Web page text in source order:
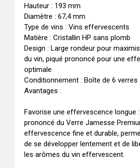
Hauteur : 193 mm
Diamètre : 67,4 mm
Type de vins : Vins effervescents
Matière : Cristallin HP sans plomb
Design : Large rondeur pour
du vin, piqué prononcé pour une
optimale
Conditionnement : Boîte de 6 verres
Avantages :
Favorise une effervescence longue
prononcé du Verre Jamesse
effervescence fine et durable,
de se développer lentement et de
les arômes du vin effervescent.